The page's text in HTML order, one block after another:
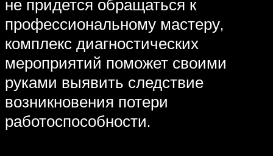
не придется обращаться к
профессиональному мастеру,
комплекс диагностических
мероприятий поможет своими
руками выявить следствие
возникновения потери
работоспособности.